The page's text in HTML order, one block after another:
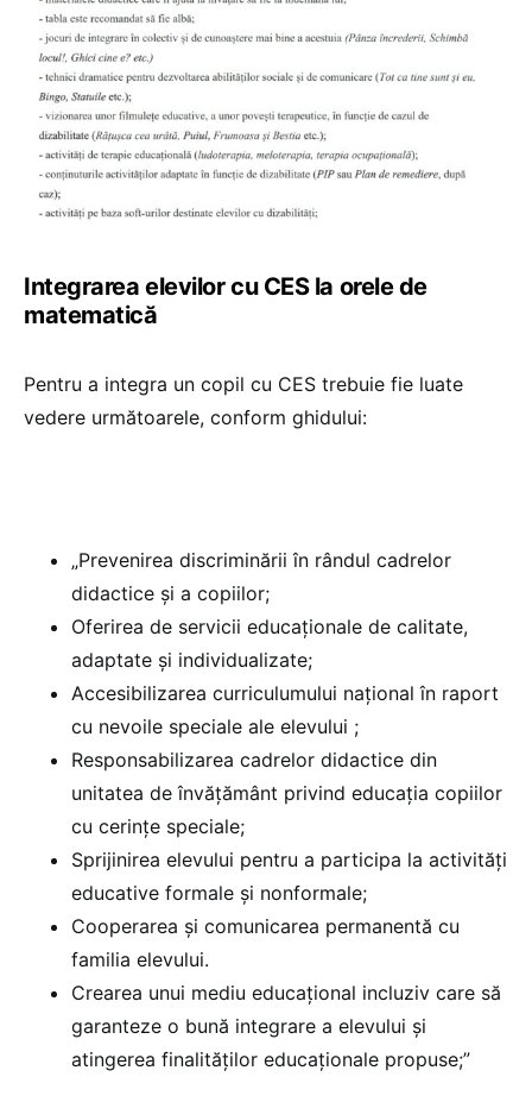
Integrarea elevilor cu CES la orele de
matematică
Pentru a integra un copil cu CES trebuie fie luate
vedere următoarele, conform ghidului:
„Prevenirea discriminării în rândul cadrelor
didactice și a copiilor;
Oferirea de servicii educaționale de calitate,
adaptate și individualizate;
Accesibilizarea curriculumului naţional în raport
cu nevoile speciale ale elevului ;
Responsabilizarea cadrelor didactice din
unitatea de învățământ privind educația copiilor
cu cerințe speciale;
Sprijinirea elevului pentru a participa la activități
educative formale și nonformale;
Cooperarea și comunicarea permanentă cu
familia elevului.
Crearea unui mediu educațional incluziv care să
garanteze o bună integrare a elevului și
atingerea finalităților educaționale propuse;”